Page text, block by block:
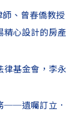
、曾春僑教授
心設計的房產
律基金會，李永
──遺囑訂立．